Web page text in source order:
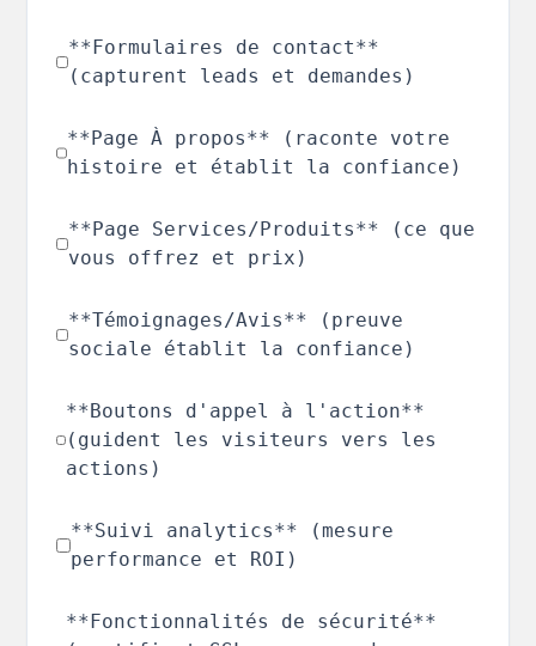
**Formulaires de contact**
(capturent leads et demandes)
**Page À propos** (raconte votre
histoire et établit la confiance)
**Page Services/Produits** (ce que
vous offrez et prix)
**Témoignages/Avis** (preuve
sociale établit la confiance)
**Boutons d'appel à l'action**
(guident les visiteurs vers les
actions)
**Suivi analytics** (mesure
performance et ROI)
**Fonctionnalités de sécurité**